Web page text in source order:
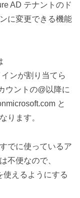
AD テナントのド
に変更できる機能
ンが割り当てら
ウントの@以降に
と
ります。
でに使っているア
不便なので、
使えるようにする